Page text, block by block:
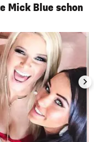
Mick Blue schon